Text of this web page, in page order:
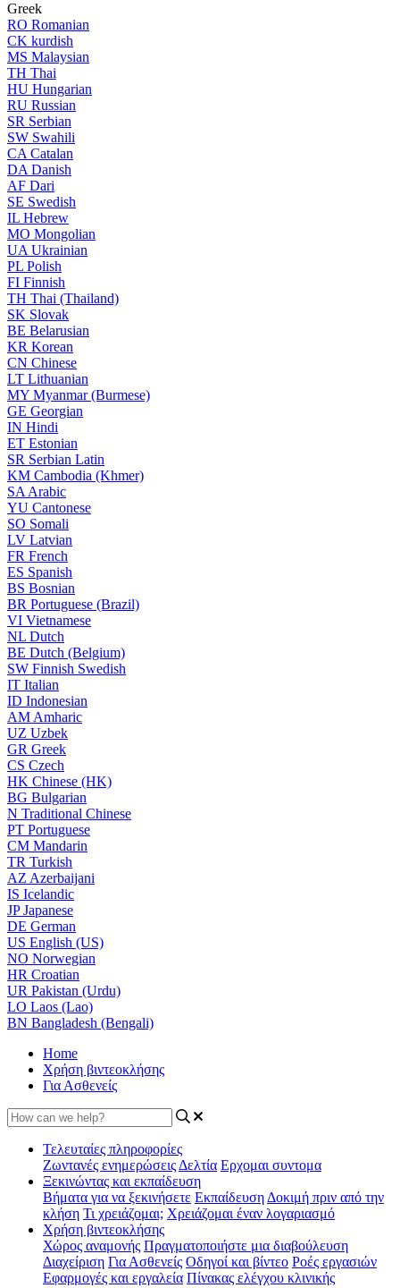
Greek
RO Romanian
CK kurdish
MS Malaysian
TH Thai
HU Hungarian
RU Russian
SR Serbian
SW Swahili
CA Catalan
DA Danish
AF Dari
SE Swedish
IL Hebrew
MO Mongolian
UA Ukrainian
PL Polish
FI Finnish
TH Thai (Thailand)
SK Slovak
BE Belarusian
KR Korean
CN Chinese
LT Lithuanian
MY Myanmar (Burmese)
GE Georgian
IN Hindi
ET Estonian
SR Serbian Latin
KM Cambodia (Khmer)
SA Arabic
YU Cantonese
SO Somali
LV Latvian
FR French
ES Spanish
BS Bosnian
BR Portuguese (Brazil)
VI Vietnamese
NL Dutch
BE Dutch (Belgium)
SW Finnish Swedish
IT Italian
ID Indonesian
AM Amharic
UZ Uzbek
GR Greek
CS Czech
HK Chinese (HK)
BG Bulgarian
N Traditional Chinese
PT Portuguese
CM Mandarin
TR Turkish
AZ Azerbaijani
IS Icelandic
JPJapanese
DE German
US English (US)
NO Norwegian
HR Croatian
UR Pakistan (Urdu)
LO Laos (Lao)
BN Bangladesh (Bengali)
Home
Χρήση βιντεοκλήσης
Για Ασθενείς
Τελευταίες πληροφορίες
Ζωντανές ενημερώσεις Δελτία Ερχομαι συντομα
Ξεκινώντας και εκπαίδευση
Βήματα για να ξεκινήσετε Εκπαίδευση Δοκιμή πριν από την
κλήση Τι χρειάζομαι; Χρειάζομαι έναν λογαριασμό
Χρήση βιντεοκλήσης
Χώρος αναμονής Πραγματοποιήστε μια διαβούλευση
Διαχείριση Για Ασθενείς Οδηγοί και βίντεο Ροές εργασιών
Εφαρμογές και εργαλεία Πίνακας ελέγχου κλινικής